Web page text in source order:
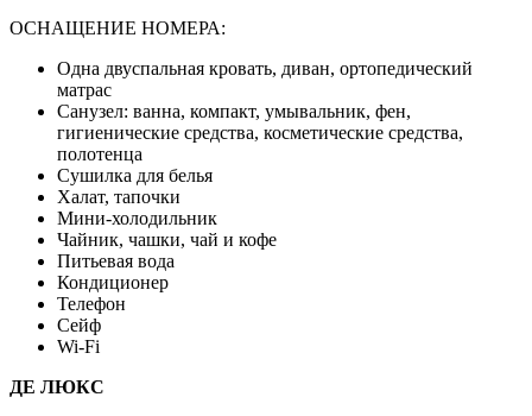
ОСНАЩЕНИЕ НОМЕРА:
Одна двуспальная кровать, диван, ортопедический
матрас
Санузел: ванна, компакт, умывальник, фен,
гигиенические средства, косметические средства,
полотенца
Сушилка для белья
Халат, тапочки
Мини-холодильник
Чайник, чашки, чай и кофе
Питьевая вода
Кондиционер
Телефон
Сейф
Wi-Fi
ДЕ ЛЮКС